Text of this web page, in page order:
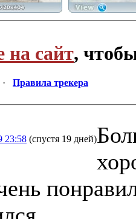
на сайт,
· Правила трекера
23:58 (спустя 19 дней)